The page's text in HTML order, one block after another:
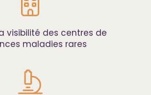
visibilité des centres de
maladies rares